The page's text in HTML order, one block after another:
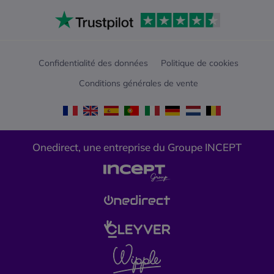
Confidentialité des données
Politique de cookies
Conditions générales de vente
Onedirect, une entreprise du Groupe INCEPT